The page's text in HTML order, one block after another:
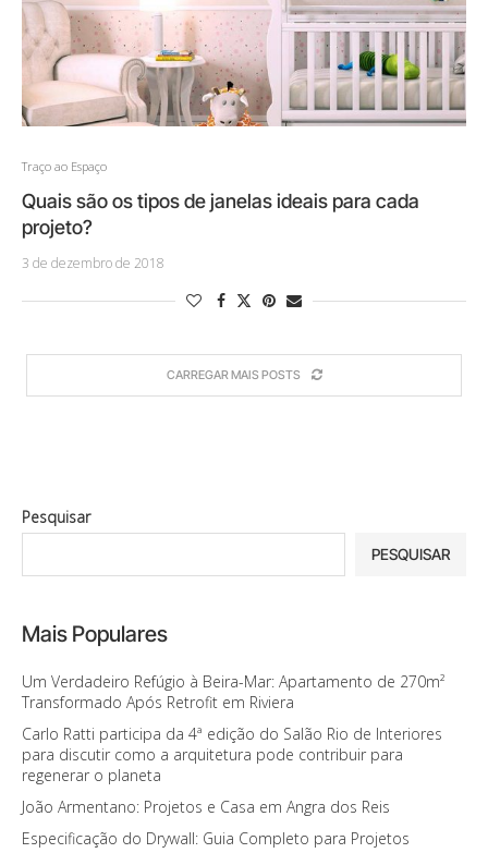
Traço ao Espaço
Quais são os tipos de janelas ideais para cada
projeto?
3 de dezembro de 2018
CARREGAR MAIS POSTS
Pesquisar
PESQUISAR
Mais Populares
Um Verdadeiro Refúgio à Beira-Mar: Apartamento de 270m²
Transformado Após Retrofit em Riviera
Carlo Ratti participa da 4ª edição do Salão Rio de Interiores
para discutir como a arquitetura pode contribuir para
regenerar o planeta
João Armentano: Projetos e Casa em Angra dos Reis
Especificação do Drywall: Guia Completo para Projetos